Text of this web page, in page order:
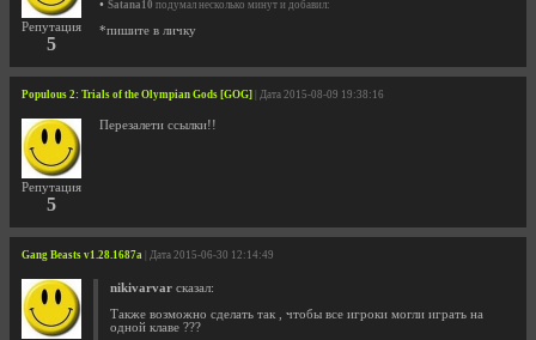
Репутация
5
• Satana10 подумал несколько минут и добавил:
*пишите в личку
Populous 2: Trials of the Olympian Gods [GOG] | Дата 2015-08-09 19:38:16
Репутация
5
Перезалети ссылки!!
Gang Beasts v1.28.1687a | Дата 2015-06-30 12:14:49
nikivarvar сказал:
Также возможно сделать так , чтобы все игроки могли играть на
одной клаве ???